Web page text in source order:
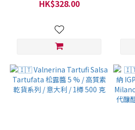
HK$328.00